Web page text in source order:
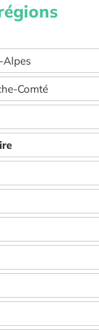
Alpes
Comté